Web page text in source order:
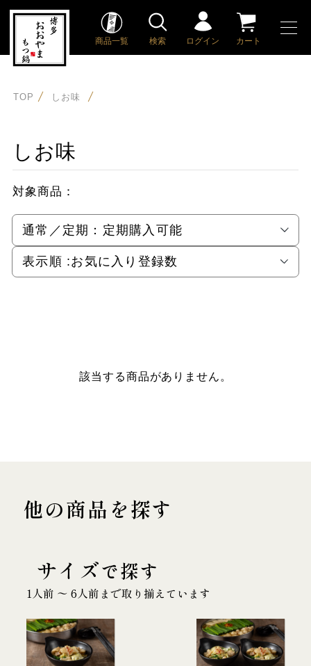
商品一覧 検索 ログイン カート
TOP しお味
しお味
対象商品：
通常／定期： 定期購入可能
表示順 :お気に入り登録数
該当する商品がありません。
他の商品を探す
サイズで探す
1人前 〜 6人前まで取り揃えています